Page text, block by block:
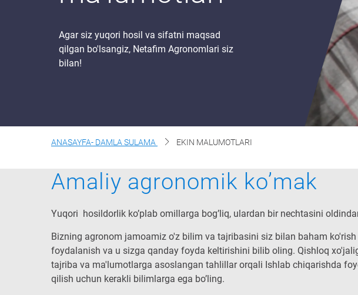
Agar siz yuqori hosil va sifatni maqsad
qilgan bo'lsangiz, Netafim Agronomlari siz
bilan!
ANASAYFA- DAMLA SULAMA EKIN MALUMOTLARI
Amaliy agronomik ko’mak
Yuqori hosildorlik ko’plab omillarga bog’liq, ulardan bir nechtasini
Bizning agronom jamoamiz o'z bilim va tajribasini siz bilan baham
foydalanish va u sizga qanday foyda keltirishini bilib oling. Qishloq
tajriba va ma'lumotlarga asoslangan tahlillar orqali Ishlab chiqarishda
qilish uchun kerakli bilimlarga ega bo’ling.